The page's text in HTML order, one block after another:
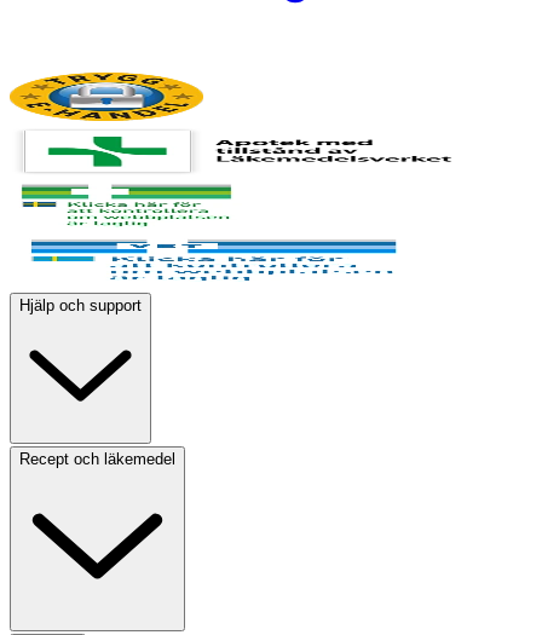
Hjälp och support
Recept och läkemedel